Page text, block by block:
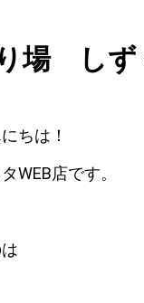
場 し
ちは！
WEB店です。